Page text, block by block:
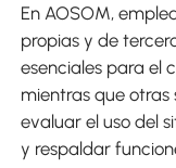
Métodos de
En AOSOM,
propias y de
esenciales para el
mientras que otras
evaluar el uso del
y respaldar